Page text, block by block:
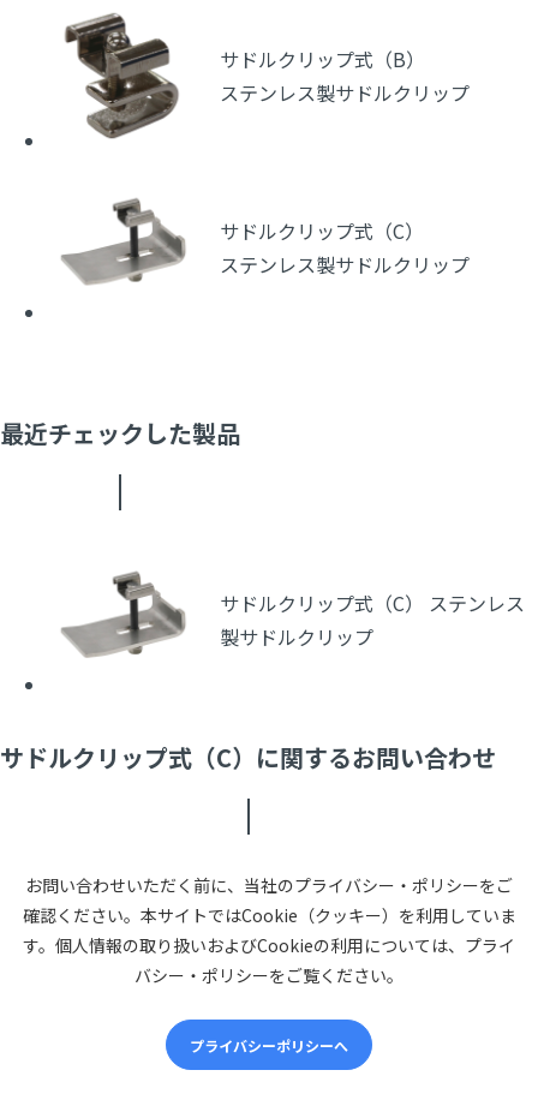
サドルクリップ式（B）
ステンレス製サドルクリップ
サドルクリップ式（C）
ステンレス製サドルクリップ
最近チェックした製品
サドルクリップ式（C） ステンレス
製サドルクリップ
サドルクリップ式（C）に関するお問い合わせ
お問い合わせいただく前に、当社のプライバシー・ポリシーをご
確認ください。本サイトではCookie（クッキー）を利用していま
す。個人情報の取り扱いおよびCookieの利用については、プライ
バシー・ポリシーをご覧ください。
プライバシーポリシーへ